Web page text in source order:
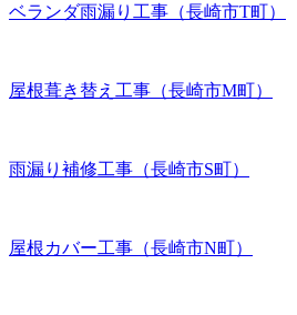
ベランダ雨漏り工事（長崎市T町）
屋根葺き替え工事（長崎市M町）
雨漏り補修工事（長崎市S町）
屋根カバー工事（長崎市N町）